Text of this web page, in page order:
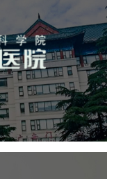
互联网医院
页设计